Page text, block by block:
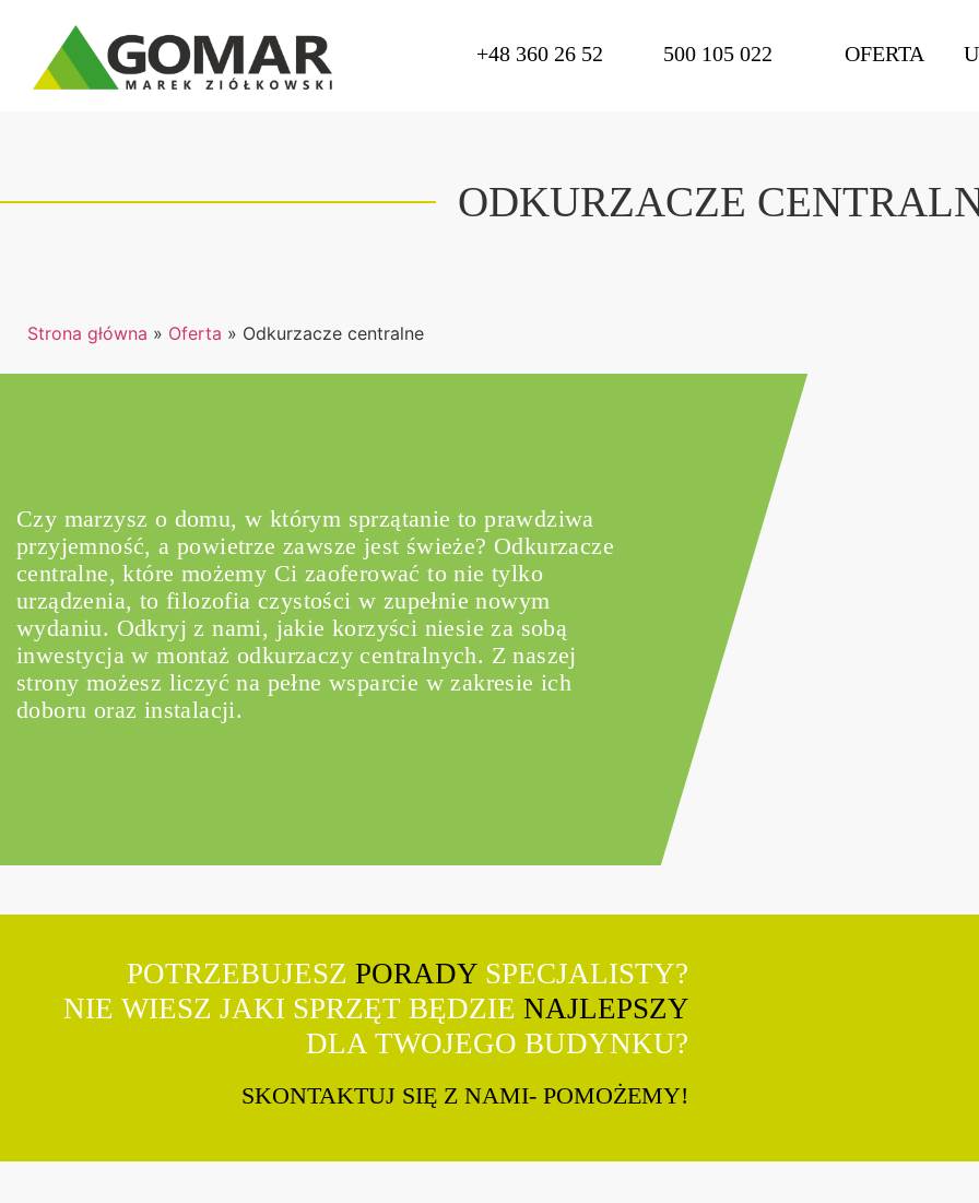
+48 360 26 52 500 105 022 OFERTA
ODKURZACZE
Strona główna » Oferta » Odkurzacze centralne
Czy marzysz o domu, w którym sprzątanie to prawdziwa
przyjemność, a powietrze zawsze jest świeże? Odkurzacze
centralne, które możemy Ci zaoferować to nie tylko
urządzenia, to filozofia czystości w zupełnie nowym
wydaniu. Odkryj z nami, jakie korzyści niesie za sobą
inwestycja w montaż odkurzaczy centralnych. Z naszej
strony możesz liczyć na pełne wsparcie w zakresie ich
doboru oraz instalacji.
POTRZEBUJESZ PORADY SPECJALISTY?
NIE WIESZ JAKI SPRZĘT BĘDZIE NAJLEPSZY
DLA TWOJEGO BUDYNKU?
SKONTAKTUJ SIĘ Z NAMI- POMOŻEMY!